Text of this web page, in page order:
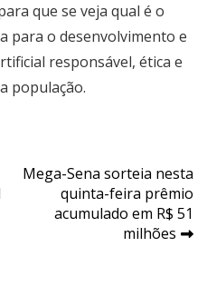
que se veja qual é o
para o desenvolvimento e
responsável, ética e
população.
Mega-Sena sorteia nesta
quinta-feira prêmio
acumulado em R$ 51
milhões